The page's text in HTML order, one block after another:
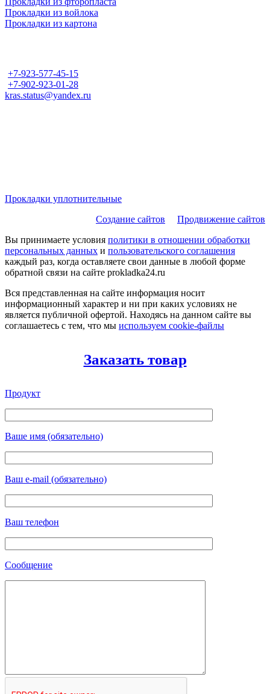
Прокладки из войлока
Прокладки из картона
+7-923-577-45-15
+7-902-923-01-28
kras.status@yandex.ru
Прокладки уплотнительные
Создание сайтов
Продвижение сайтов
Вы принимаете условия политики в отношении обработки
персональных данных и пользовательского соглашения
каждый раз, когда оставляете свои данные в любой форме
обратной связи на сайте prokladka24.ru
Вся представленная на сайте информация носит
информационный характер и ни при каких условиях не
является публичной офертой. Находясь на данном сайте вы
соглашаетесь с тем, что мы используем cookie-файлы
Заказать товар
Продукт
Ваше имя (обязательно)
Ваш e-mail (обязательно)
Ваш телефон
Сообщение